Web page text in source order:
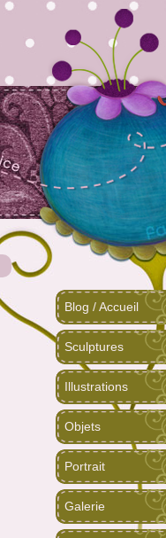
Blog / Accueil
Sculptures
Illustrations
Objets
Portrait
Galerie